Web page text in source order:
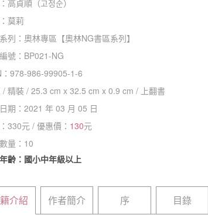
高貞順（고정순）
莫莉
列：奧林專區 【奧林NG書區系列】
號： BP021-NG
：978-986-99905-1-6
/精裝 /25.3 cm x 32.5 cm x 0.9 cm / 上翻書
期：2021 年 03 月 05 日
330元 / 優惠價： 130元
量： 10
齡：國小中年級以上
介紹 作者簡介 序 目錄